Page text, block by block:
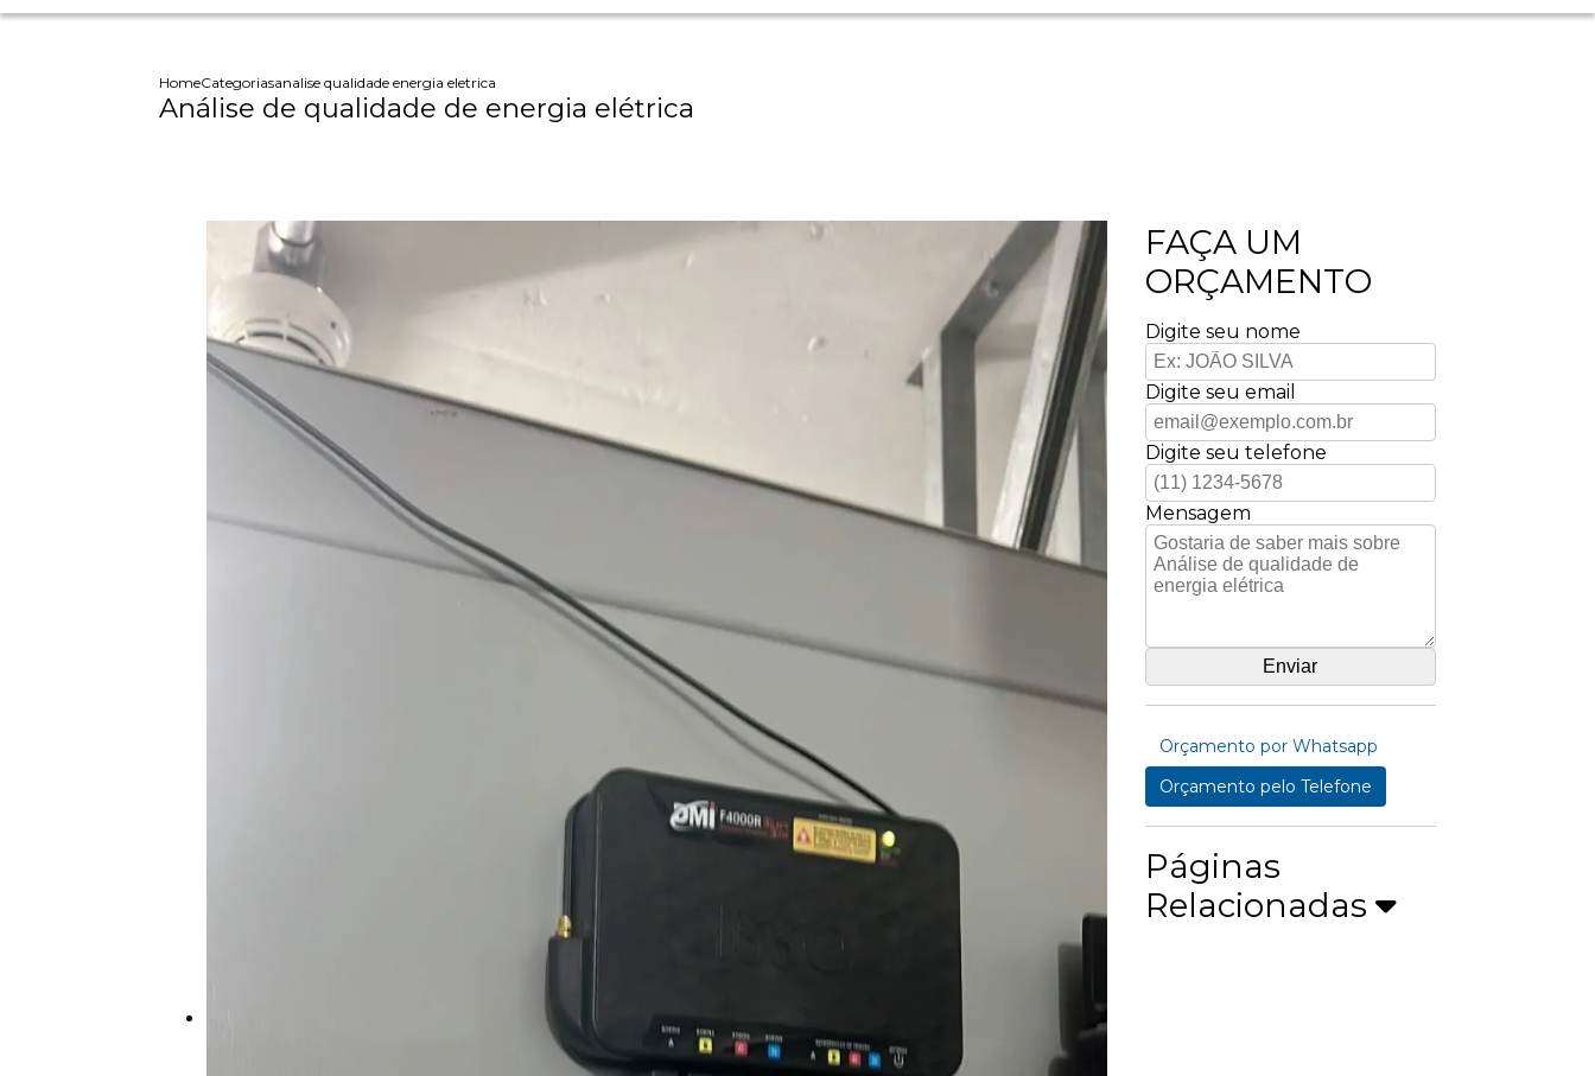
HomeCategoriasanalise qualidade energia eletrica
Análise de qualidade de energia elétrica
FAÇA UM
ORÇAMENTO
Digite seu nome
Digite seu email
Digite seu telefone
Mensagem
Orçamento por Whatsapp
Orçamento pelo Telefone
Páginas
Relacionadas